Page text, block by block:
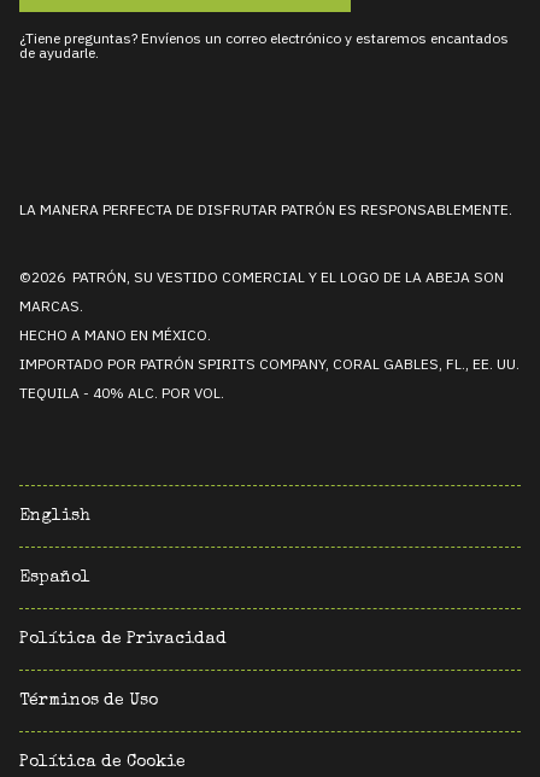
¿Tiene preguntas? Envíenos un correo electrónico y estaremos encantados
de ayudarle.
LA MANERA PERFECTA DE DISFRUTAR PATRÓN ES RESPONSABLEMENTE.
©2026 PATRÓN, SU VESTIDO COMERCIAL Y EL LOGO DE LA ABEJA SON
MARCAS.
HECHO A MANO EN MÉXICO.
IMPORTADO POR PATRÓN SPIRITS COMPANY, CORAL GABLES, FL., EE. UU.
TEQUILA - 40% ALC. POR VOL.
English
Español
Política de Privacidad
Términos de Uso
Política de Cookie